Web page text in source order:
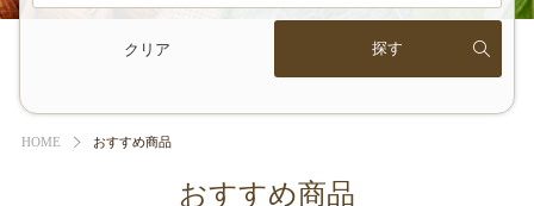
クリア
HOME おすすめ商品
おすすめ商品